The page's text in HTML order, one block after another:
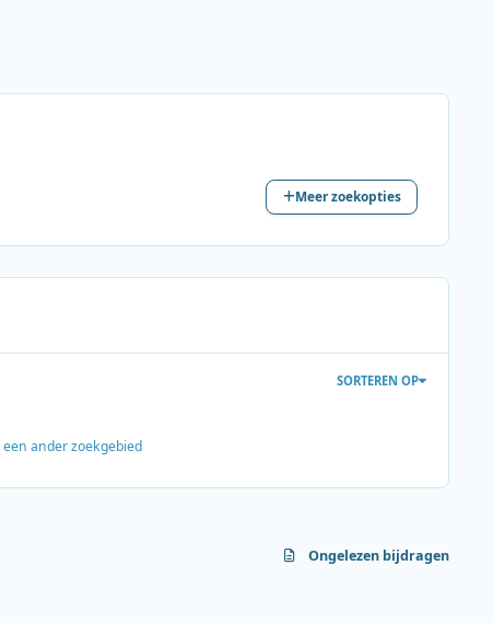
Meer zoekopties
SORTEREN OP
ander zoekgebied
Ongelezen bijdragen